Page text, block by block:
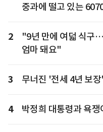
중과에 떨고 있는
2
"9년 만에 여덟 식구
엄마 돼요"
3 무너진 '전세 4년 보
4 박정희 대통령과 욕